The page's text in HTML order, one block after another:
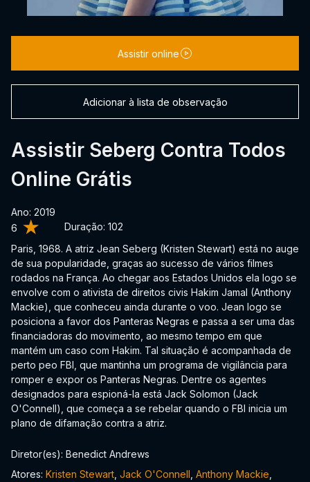
6 Duração: 102
Assistir Seberg Contra Todos
Online Grátis
Ano: 2019
Paris, 1968. A atriz Jean Seberg (Kristen Stewart) está no auge
de sua popularidade, graças ao sucesso de vários filmes
rodados na França. Ao chegar aos Estados Unidos ela logo se
envolve com o ativista de direitos civis Hakim Jamal (Anthony
Mackie), que conheceu ainda durante o voo. Jean logo se
posiciona a favor dos Panteras Negras e passa a ser uma das
financiadoras do movimento, ao mesmo tempo em que
mantém um caso com Hakim. Tal situação é acompanhada de
perto peo FBI, que mantinha um programa de vigilância para
romper e expor os Panteras Negras. Dentre os agentes
designados para espioná-la está Jack Solomon (Jack
O'Connell), que começa a se rebelar quando o FBI inicia um
plano de difamação contra a atriz.
Assistir online
Adicionar à lista de observação
Diretor(es): Benedict Andrews
Atores: Kristen Stewart Jack O'Connell Anthony Mackie